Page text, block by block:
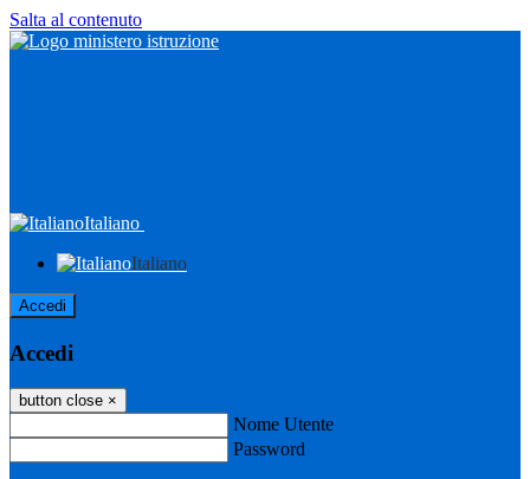
Salta al contenuto
Italiano
Italiano
Accedi
Accedi
button close ×
Nome Utente
Password